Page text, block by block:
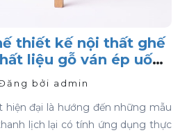
thiết kế nội thất ghế
liệu gỗ ván ép uốn
bởi admin
hiện đại là hướng đến những mẫu
lịch lại có tính ứng dụng thực